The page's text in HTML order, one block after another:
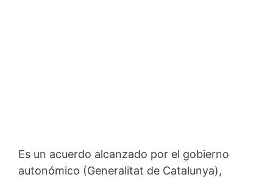
Es un acuerdo alcanzado por el gobierno
autonómico (Generalitat de Catalunya),